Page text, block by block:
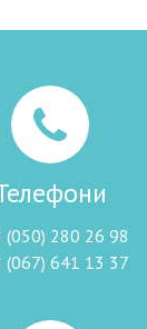
(050) 280 26 98
(067) 641 13 37